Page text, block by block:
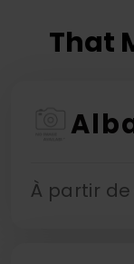
That
À partir de